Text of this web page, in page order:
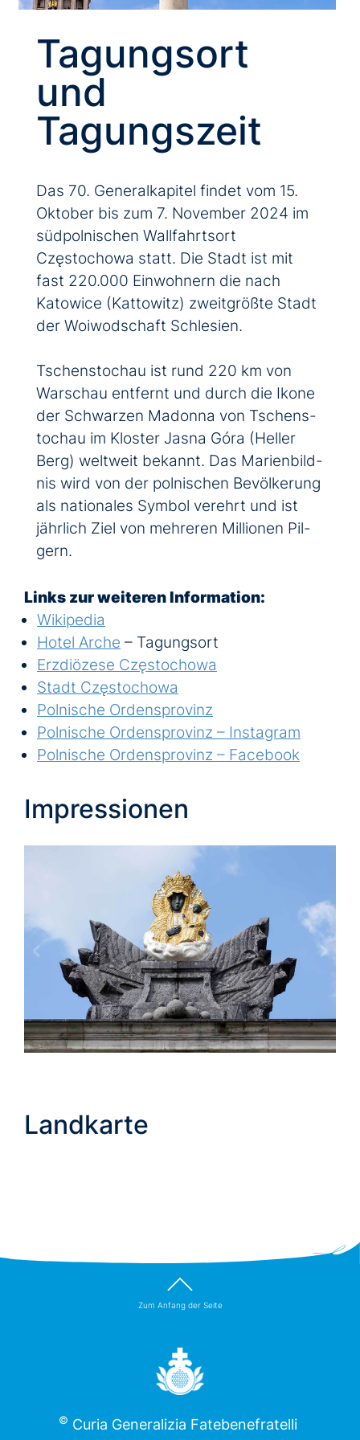
Tagungs­ort
und
Tagungs­zeit
Das 70. General­kapitel findet vom 15.
Ok­to­ber bis zum 7. No­vem­ber 2024 im
süd­pol­ni­schen Wall­fahrts­ort
Częstochowa statt. Die Stadt ist mit
fast 220.000 Ein­woh­nern die nach
Kato­wice (Katto­witz) zweit­größte Stadt
der Woi­wod­schaft Schle­sien.
Tschens­tochau ist rund 220 km von
War­schau ent­fernt und durch die Ikone
der Schwarzen Madonna von Tschens­
to­chau im Klos­ter Jasna Góra (Heller
Berg) welt­weit be­kannt. Das Marien­bild­
nis wird von der pol­ni­schen Be­völ­ke­rung
als na­tio­na­les Sym­bol ver­ehrt und ist
jähr­lich Ziel von mehr­er­en Millio­nen Pil­
gern.
Links zur weiteren In­for­ma­tion:
Wikipedia
Hotel Arche – Tagungsort
Erzdiözese Częstochowa
Stadt Częstochowa
Polnische Ordensprovinz
Polnische Ordensprovinz – Instagram
Polnische Ordensprovinz – Facebook
Impressionen
Landkarte
Zum Anfang der Seite
© Curia Generalizia Fatebenefratelli